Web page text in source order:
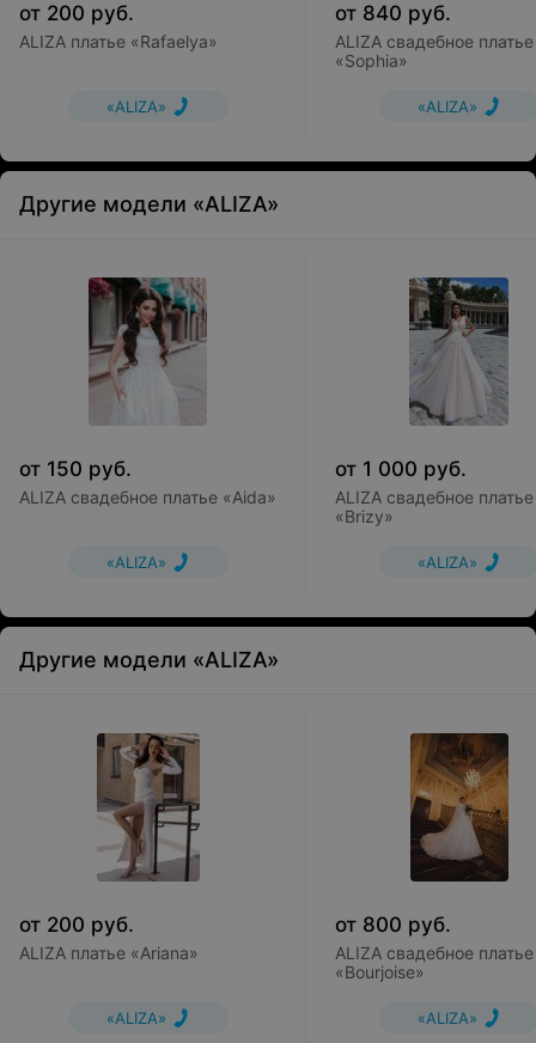
от 200 руб.
ALIZA платье «Rafaelya»
«ALIZA»
от 840 руб.
ALIZA свадебное платье
«Sophia»
«ALIZA»
Другие модели «ALIZA»
от 150 руб.
ALIZA свадебное платье «Aida»
«ALIZA»
от 1 000 руб.
ALIZA свадебное платье
«Brizy»
«ALIZA»
Другие модели «ALIZA»
от 200 руб.
ALIZA платье «Ariana»
«ALIZA»
от 800 руб.
ALIZA свадебное платье
«Bourjoise»
«ALIZA»